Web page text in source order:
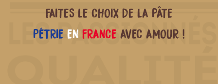
FAITES LE CHOIX DE LA PÂTE
PÉTRIE EN FRANCE AVEC AMOUR !